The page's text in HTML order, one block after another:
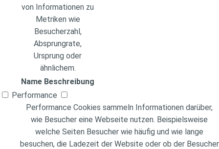
von Informationen zu
Metriken wie
Besucherzahl,
Absprungrate,
Ursprung oder
ähnlichem.
Name Beschreibung
Performance
Performance Cookies sammeln Informationen darüber,
wie Besucher eine Webseite nutzen. Beispielsweise
welche Seiten Besucher wie häufig und wie lange
besuchen, die Ladezeit der Website oder ob der Besucher